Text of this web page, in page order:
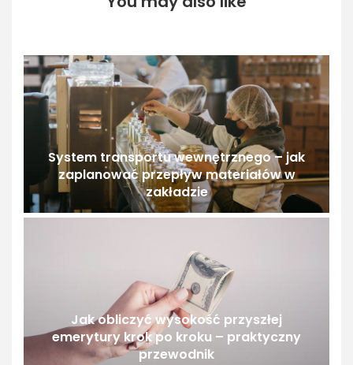
System transportu wewnętrznego – jak
zaplanować przepływ materiałów w
zakładzie
Jak obliczyć wysokość przyszłej
emerytury krok po kroku – praktyczny
przewodnik